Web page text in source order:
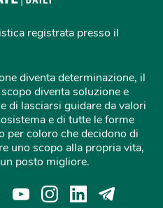
registrata presso il
diventa determinazione, il
diventa soluzione e
di lasciarsi guidare da valori
e di tutte le forme
per coloro che decidono di
uno scopo alla propria vita,
posto migliore.